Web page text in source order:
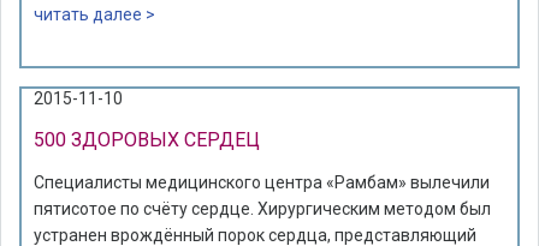
читать далее >
2015-11-10
500 ЗДОРОВЫХ СЕРДЕЦ
Специалисты медицинского центра «Рамбам» вылечили
пятисотое по счёту сердце. Хирургическим методом был
устранен врождённый порок сердца, представляющий